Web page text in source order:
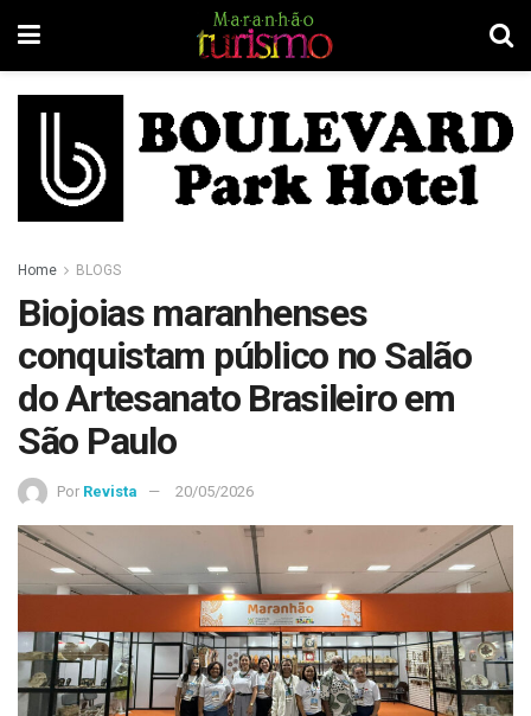
Home BLOGS
Biojoias maranhenses
conquistam público no Salão
do Artesanato Brasileiro em
São Paulo
Por Revista 20/05/2026